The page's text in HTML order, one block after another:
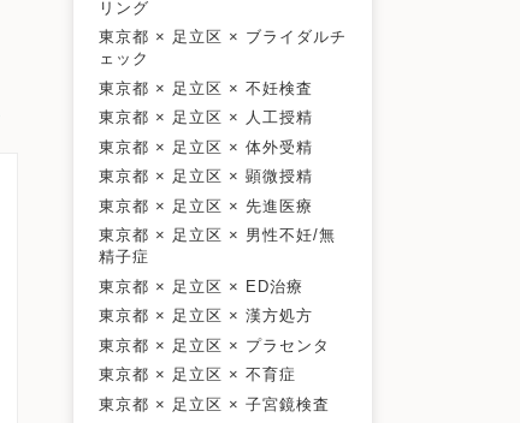
リング
東京都 × 足立区 × ブライダルチ
ェック
東京都 × 足立区 × 不妊検査
東京都 × 足立区 × 人工授精
東京都 × 足立区 × 体外受精
東京都 × 足立区 × 顕微授精
東京都 × 足立区 × 先進医療
東京都 × 足立区 × 男性不妊/無
精子症
東京都 × 足立区 × ED治療
東京都 × 足立区 × 漢方処方
東京都 × 足立区 × プラセンタ
東京都 × 足立区 × 不育症
東京都 × 足立区 × 子宮鏡検査